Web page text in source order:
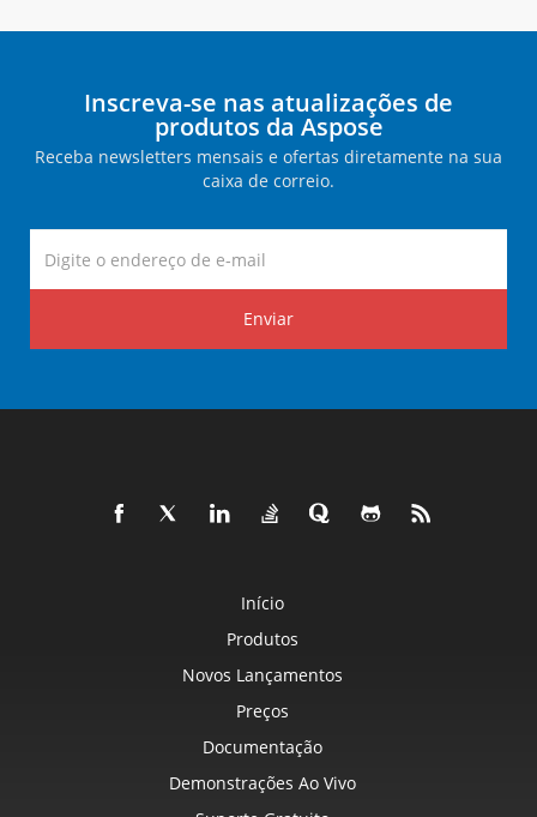
Inscreva-se nas atualizações de
produtos da Aspose
Receba newsletters mensais e ofertas diretamente na sua
caixa de correio.
Enviar
Início
Produtos
Novos Lançamentos
Preços
Documentação
Demonstrações Ao Vivo